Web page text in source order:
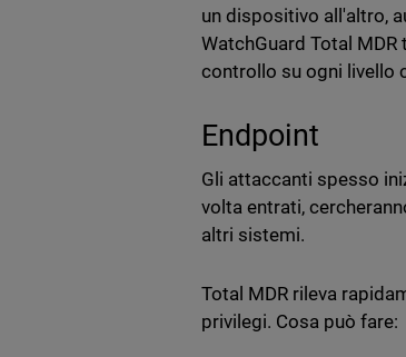
un dispositivo all'altro,
WatchGuard Total
controllo su ogni livello
Endpoint
Gli attaccanti spesso
volta entrati,
altri sistemi.
Total MDR rileva
privilegi. Cosa può fare: